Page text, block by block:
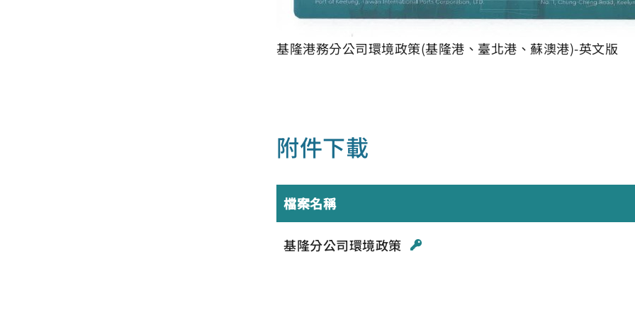
基隆港務分公司環境政策(基隆港、臺北港、蘇澳港)-英文版
附件下載
檔案名稱
基隆分公司環境政策